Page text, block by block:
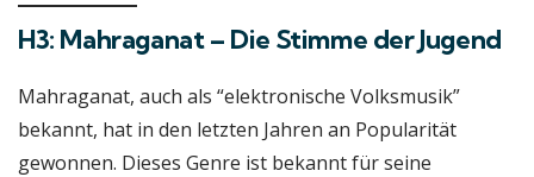
H3: Mahraganat – Die Stimme der Jugend
Mahraganat, auch als “elektronische Volksmusik”
bekannt, hat in den letzten Jahren an Popularität
gewonnen. Dieses Genre ist bekannt für seine